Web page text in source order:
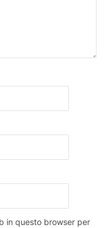
in questo browser per